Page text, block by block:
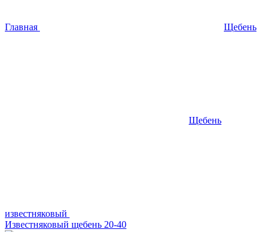
Главная Щебень
Щебень
известняковый
Известняковый щебень 20-40